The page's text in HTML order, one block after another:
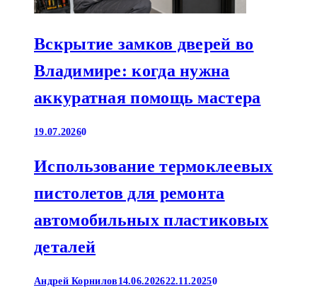
Вскрытие замков дверей во
Владимире: когда нужна
аккуратная помощь мастера
19.07.20260
Использование термоклеевых
пистолетов для ремонта
автомобильных пластиковых
деталей
Андрей Корнилов 14.06.202622.11.20250